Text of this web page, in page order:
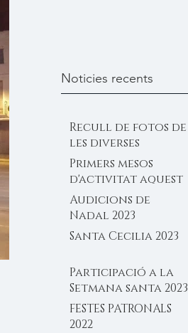
Noticies recents
Recull de fotos de
les diverses
activitats del 2025
Primers mesos
d'activitat aquest
2025
Audicions de
Nadal 2023
Santa Cecilia 2023
Participació a la
Setmana santa 2023
FESTES PATRONALS
2022